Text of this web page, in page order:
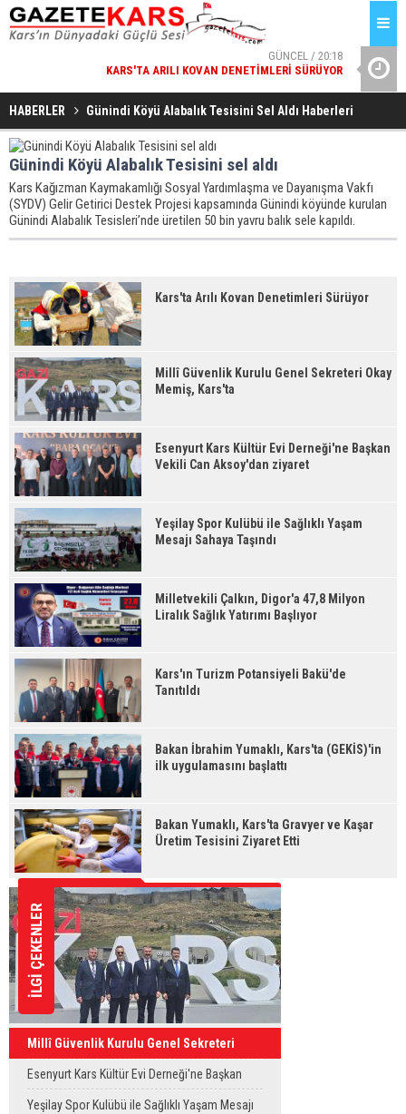
KARS'TA ARILI KOVAN DENETIMLERI SÜRÜYOR
GÜNCEL / 20:17
MILLÎ GÜVENLIK KURULU GENEL SEKRETERI OKAY MEMIŞ,
KARS'TA
HABERLER Günindi Köyü Alabalık Tesisini Sel Aldı Haberleri
Günindi Köyü Alabalık Tesisini sel aldı
Kars Kağızman Kaymakamlığı Sosyal Yardımlaşma ve Dayanışma Vakfı
(SYDV) Gelir Getirici Destek Projesi kapsamında Günindi köyünde kurulan
Günindi Alabalık Tesisleri’nde üretilen 50 bin yavru balık sele kapıldı.
Kars'ta Arılı Kovan Denetimleri Sürüyor
Millî Güvenlik Kurulu Genel Sekreteri Okay
Memiş, Kars'ta
Esenyurt Kars Kültür Evi Derneği'ne Başkan
Vekili Can Aksoy'dan ziyaret
Yeşilay Spor Kulübü ile Sağlıklı Yaşam
Mesajı Sahaya Taşındı
Milletvekili Çalkın, Digor'a 47,8 Milyon
Liralık Sağlık Yatırımı Başlıyor
Kars'ın Turizm Potansiyeli Bakü'de
Tanıtıldı
Bakan İbrahim Yumaklı, Kars'ta (GEKİS)'in
ilk uygulamasını başlattı
Bakan Yumaklı, Kars'ta Gravyer ve Kaşar
Üretim Tesisini Ziyaret Etti
İLGİ ÇEKENLER
Millî Güvenlik Kurulu Genel Sekreteri
Okay Memiş, Kars'ta
Esenyurt Kars Kültür Evi Derneği'ne Başkan
Vekili Can Aksoy'dan ziyaret
Yeşilay Spor Kulübü ile Sağlıklı Yaşam Mesajı